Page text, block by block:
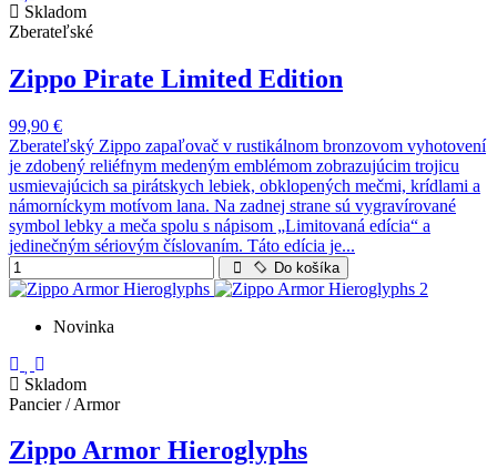
Skladom
Zberateľské
Zippo Pirate Limited Edition
99,90 €
Zberateľský Zippo zapaľovač v rustikálnom bronzovom vyhotovení
je zdobený reliéfnym medeným emblémom zobrazujúcim trojicu
usmievajúcich sa pirátskych lebiek, obklopených mečmi, krídlami a
námorníckym motívom lana. Na zadnej strane sú vygravírované
symbol lebky a meča spolu s nápisom „Limitovaná edícia“ a
jedinečným sériovým číslovaním. Táto edícia je...
Do košíka
Novinka
Skladom
Pancier / Armor
Zippo Armor Hieroglyphs